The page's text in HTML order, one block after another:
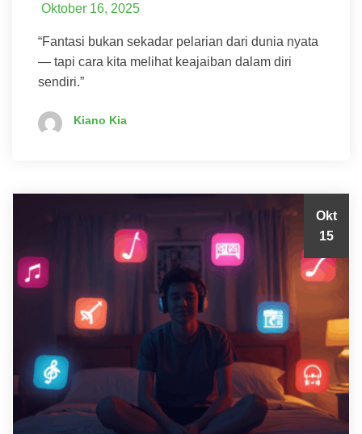
Oktober 16, 2025
“Fantasi bukan sekadar pelarian dari dunia nyata
— tapi cara kita melihat keajaiban dalam diri
sendiri.”
Kiano Kia
Okt
15